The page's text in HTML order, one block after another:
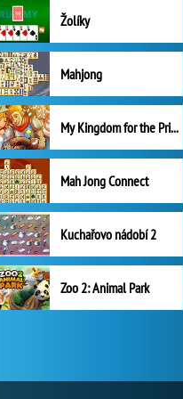
Žolíky
Mahjong
My Kingdom for the Princess Plná verze
Mah Jong Connect
Kuchařovo nádobí 2
Zoo 2: Animal Park